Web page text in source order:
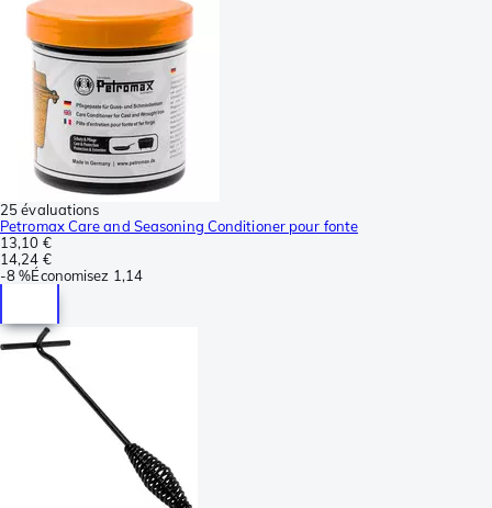
25 évaluations
Petromax Care and Seasoning Conditioner pour fonte
13,10 €
14,24 €
-8 %Économisez 1,14